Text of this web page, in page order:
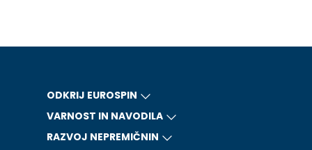
ODKRIJ EUROSPIN
VARNOST IN NAVODILA
RAZVOJ NEPREMIČNIN